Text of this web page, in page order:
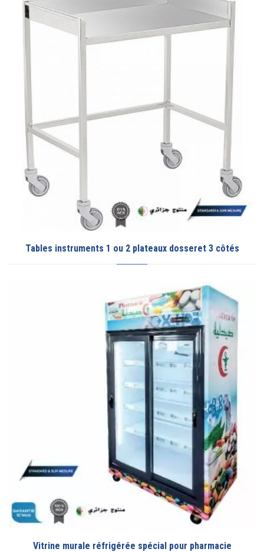
Tables instruments 1 ou 2 plateaux dosseret 3 côtés
Vitrine murale réfrigérée spécial pour pharmacie